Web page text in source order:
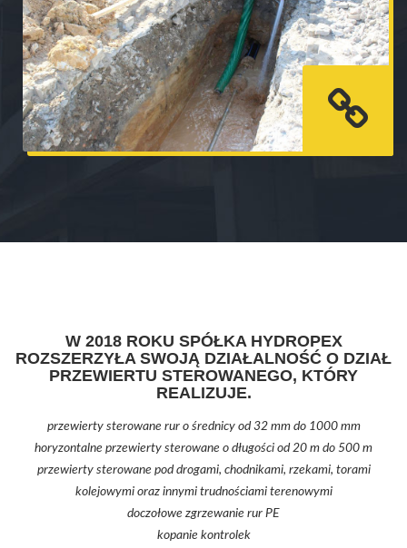
W 2018 ROKU SPÓŁKA HYDROPEX
ROZSZERZYŁA SWOJĄ DZIAŁALNOŚĆ O DZIAŁ
PRZEWIERTU STEROWANEGO, KTÓRY
REALIZUJE.
przewierty sterowane rur o średnicy od 32 mm do 1000 mm
horyzontalne przewierty sterowane o długości od 20 m do 500 m
przewierty sterowane pod drogami, chodnikami, rzekami, torami
kolejowymi oraz innymi trudnościami terenowymi
doczołowe zgrzewanie rur PE
kopanie kontrolek